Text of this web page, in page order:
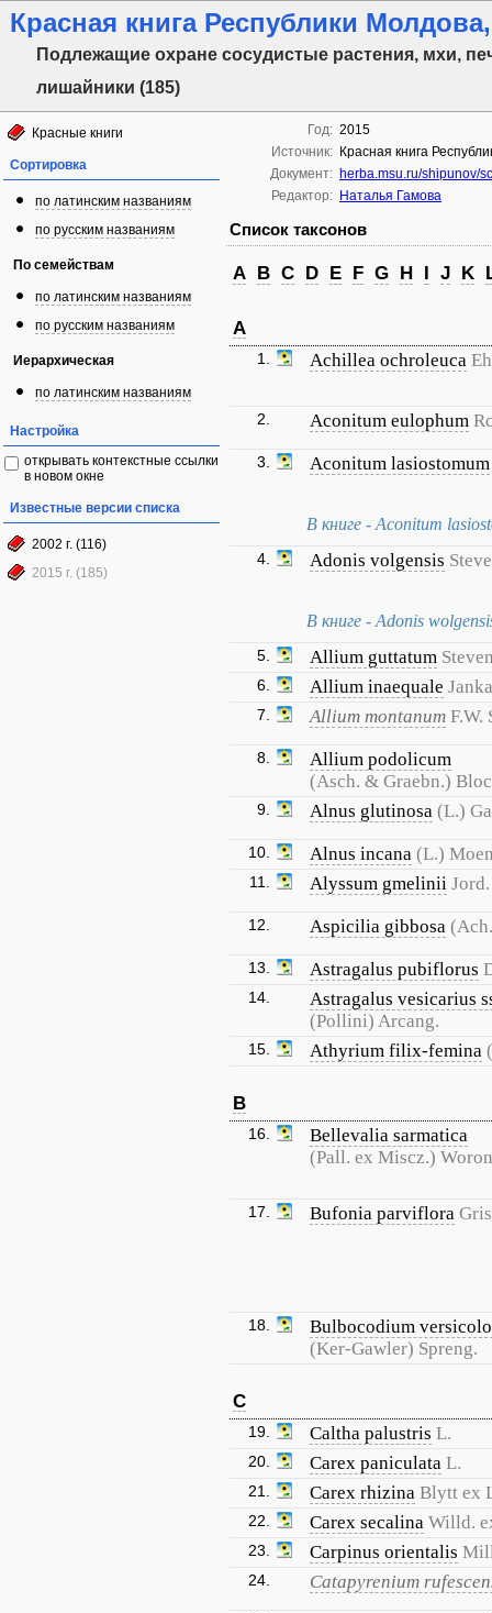
Красная книга Республики Молдова,
Подлежащие охране сосудистые растения, мхи,
лишайники (185)
Красные книги
Сортировка
по латинским названиям
по русским названиям
По семействам
по латинским названиям
по русским названиям
Иерархическая
по латинским названиям
Настройка
открывать контекстные ссылки
в новом окне
Известные версии списка
2002 г. (116)
2015 г. (185)
Год: 2015
Источник: Красная книга
Документ: herba.msu.ru/shipunov/
Редактор: Наталья Гамова
Список таксонов
A B C D E F G H I J K
A
1. Achillea ochroleuca
2. Aconitum eulophum
3. Aconitum lasiostomum
В книге - Aconitum
4. Adonis volgensis
В книге - Adonis
5. Allium guttatum
6. Allium inaequale Janka
7. Allium montanum F.W.
8.
Allium podolicum
(Asch. & Graebn.)
9. Alnus glutinosa (L.)
10. Alnus incana (L.)
11. Alyssum gmelinii Jord.
12. Aspicilia gibbosa
13. Astragalus pubiflorus
14.
Astragalus vesicarius
(Pollini) Arcang.
15. Athyrium filix-femina
B
16.
Bellevalia sarmatica
(Pall. ex Miscz.)
17. Bufonia parviflora
18.
Bulbocodium
(Ker-Gawler) Spreng.
C
19. Caltha palustris L.
20. Carex paniculata L.
21. Carex rhizina Blytt ex
22. Carex secalina Willd.
23. Carpinus orientalis
24. Catapyrenium